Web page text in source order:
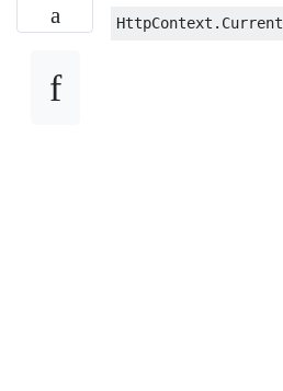
HttpContext . Current